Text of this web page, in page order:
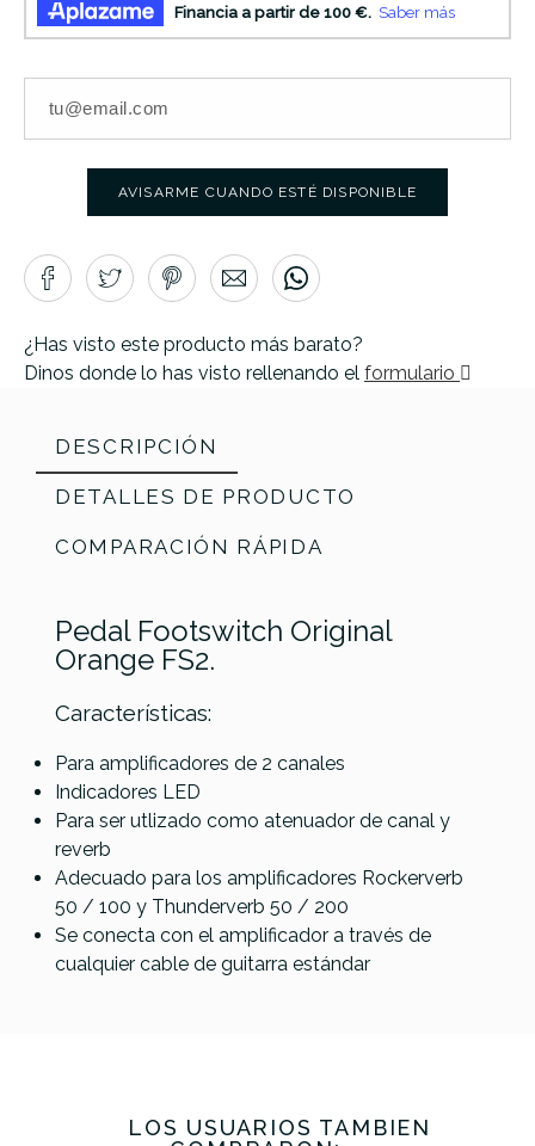
AVISARME CUANDO ESTÉ DISPONIBLE
¿Has visto este producto más barato?
Dinos donde lo has visto rellenando el formulario
DESCRIPCIÓN
DETALLES DE PRODUCTO
COMPARACIÓN RÁPIDA
Pedal Footswitch Original
Orange FS2.
Características:
Para amplificadores de 2 canales
Indicadores LED
Para ser utlizado como atenuador de canal y
reverb
Adecuado para los amplificadores Rockerverb
50 / 100 y Thunderverb 50 / 200
Se conecta con el amplificador a través de
cualquier cable de guitarra estándar
Referencia PEDAAMPORA002
Gamechanger
Audio Wet
Only
Wireless
IDC FS-11
Corte
Harmonix
Plus
LOS USUARIOS TAMBIÉN